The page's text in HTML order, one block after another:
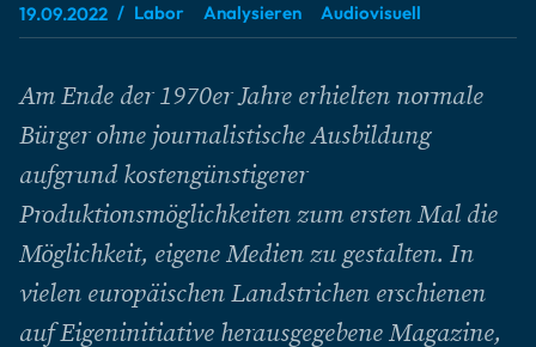
19.09.2022 Labor Analysieren Audiovisuell
Am Ende der 1970er Jahre erhielten normale
Bürger ohne journalistische Ausbildung
aufgrund kostengünstigerer
Produktionsmöglichkeiten zum ersten Mal die
Möglichkeit, eigene Medien zu gestalten. In
vielen europäischen Landstrichen erschienen
auf Eigeninitiative herausgegebene Magazine,